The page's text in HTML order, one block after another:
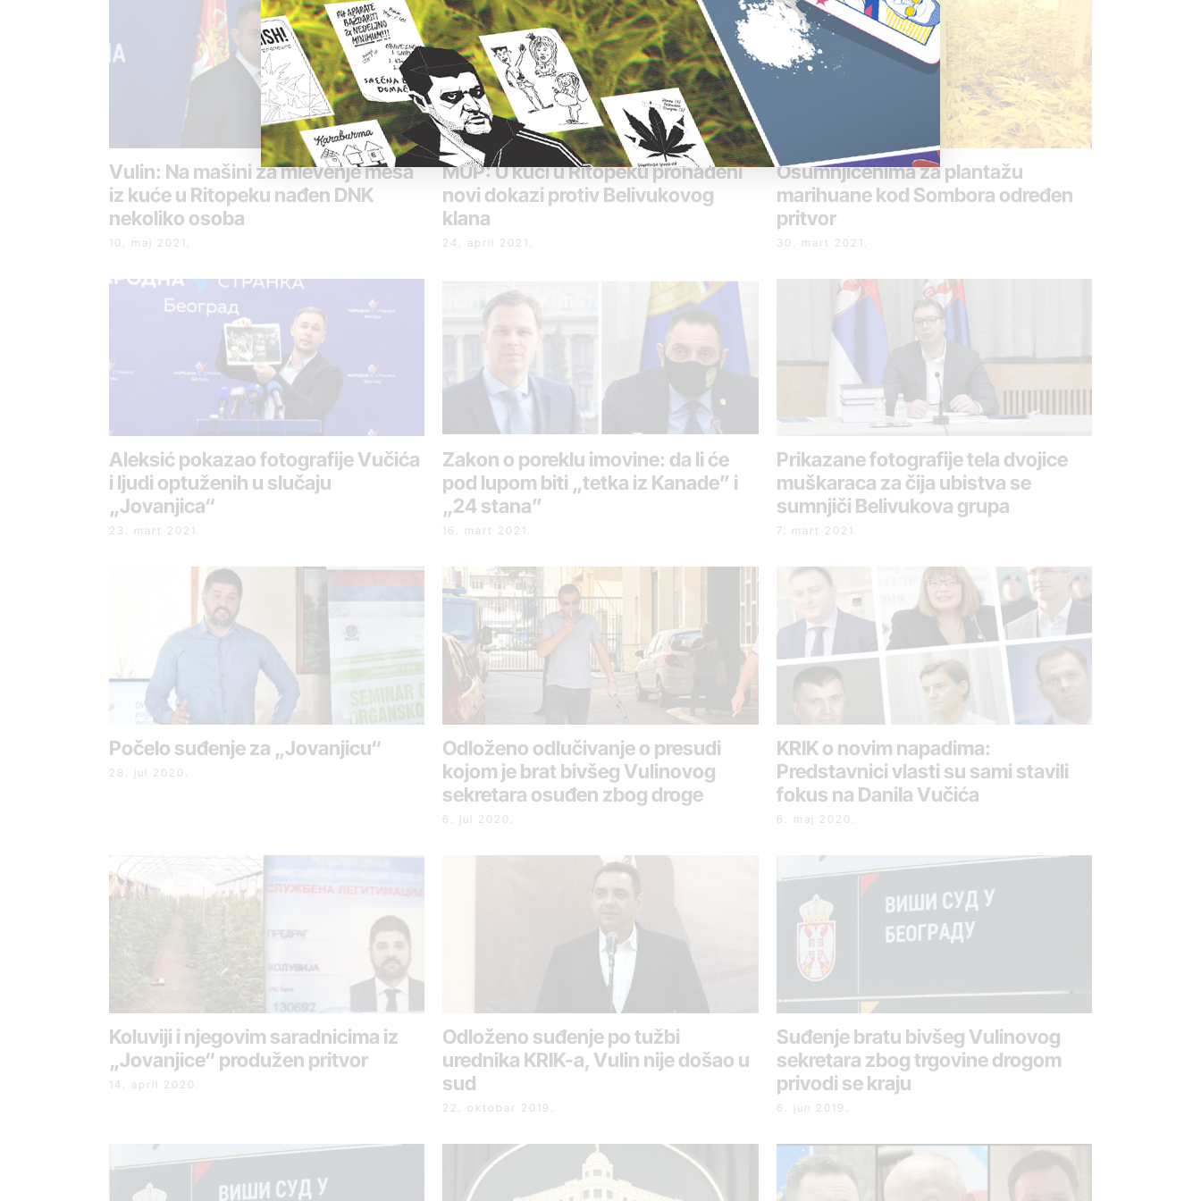
Vulin: Na mašini za mlevenje mesa
iz kuće u Ritopeku nađen DNK
nekoliko osoba
10. maj 2021.
MUP: U kući u Ritopeku pronađeni
novi dokazi protiv Belivukovog
klana
24. april 2021.
Osumnjičenima za plantažu
marihuane kod Sombora određen
pritvor
30. mart 2021.
Aleksić pokazao fotografije Vučića
i ljudi optuženih u slučaju
„Jovanjica“
23. mart 2021.
Zakon o poreklu imovine: da li će
pod lupom biti „tetka iz Kanade” i
„24 stana”
16. mart 2021.
Prikazane fotografije tela dvojice
muškaraca za čija ubistva se
sumnjiči Belivukova grupa
7. mart 2021.
Počelo suđenje za „Jovanjicu“
28. jul 2020.
Odloženo odlučivanje o presudi
kojom je brat bivšeg Vulinovog
sekretara osuđen zbog droge
6. jul 2020.
KRIK o novim napadima:
Predstavnici vlasti su sami stavili
fokus na Danila Vučića
6. maj 2020.
Koluviji i njegovim saradnicima iz
„Jovanjice“ produžen pritvor
14. april 2020.
Odloženo suđenje po tužbi
urednika KRIK-a, Vulin nije došao u
sud
22. oktobar 2019.
Suđenje bratu bivšeg Vulinovog
sekretara zbog trgovine drogom
privodi se kraju
6. jun 2019.